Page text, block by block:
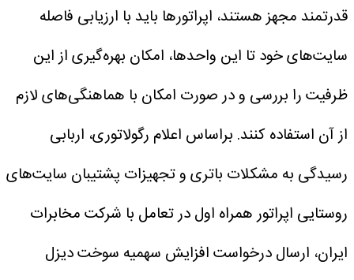
قدرتمند مجهز هستند، اپراتورها باید با ارزیابی فاصله
سایت‌های خود تا این واحدها، امکان بهره‌گیری از این
ظرفیت را بررسی و در صورت امکان با هماهنگی‌های لازم
از آن استفاده کنند. براساس اعلام رگولاتوری، اربابی
رسیدگی به مشکلات باتری و تجهیزات پشتیبان سایت‌های
روستایی اپراتور همراه اول در تعامل با شرکت مخابرات
ایران، ارسال درخواست افزایش سهمیه سوخت دیزل